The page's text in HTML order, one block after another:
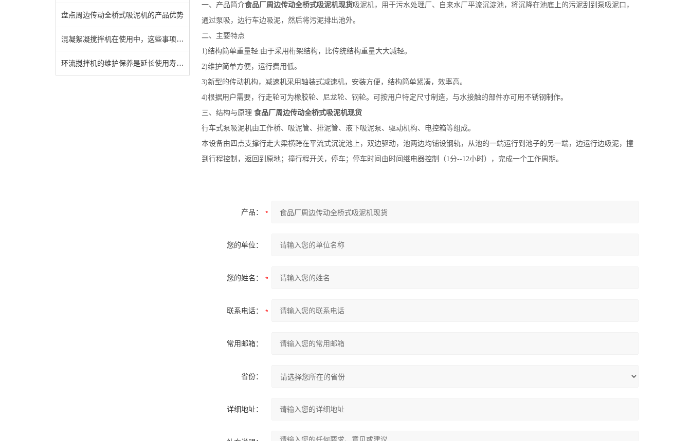
盘点周边传动全桥式吸泥机的产品优势
混凝絮凝搅拌机在使用中，这些事项得注意
环流搅拌机的维护保养是延长使用寿命的关键
一、产品简介食品厂周边传动全桥式吸泥机现货吸泥机，用于污水处理厂、自来水厂平流沉淀池，将沉降在池底上的污泥刮到泵吸泥口，
通过泵吸，边行车边吸泥，然后将污泥排出池外。
二、主要特点
1)结构简单重量轻:由于采用桁架结构，比传统结构重量大大减轻。
2)维护简单方便，运行费用低。
3)新型的传动机构，减速机采用轴装式减速机，安装方便，结构简单紧凑，效率高。
4)根据用户需要，行走轮可为橡胶轮、尼龙轮、钢轮。可按用户特定尺寸制造，与水接触的部件亦可用不锈钢制作。
三、结构与原理 食品厂周边传动全桥式吸泥机现货
行车式泵吸泥机由工作桥、吸泥管、排泥管、液下吸泥泵、驱动机构、电控箱等组成。
本设备由四点支撑行走大梁横跨在平流式沉淀池上，双边驱动，池两边均铺设钢轨，从池的一端运行到池子的另一端，边运行边吸泥，撞
到行程控制，返回到原地；撞行程开关，停车；停车时间由时间继电器控制（1分--12小时），完成一个工作周期。
产品：
您的单位：
您的姓名：
联系电话：
常用邮箱：
省份：
详细地址：